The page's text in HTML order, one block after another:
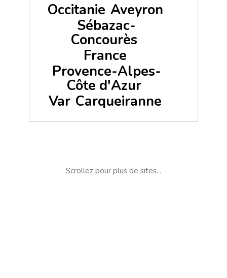
Occitanie Aveyron
Sébazac-
Concourès
France
Provence-Alpes-
Côte d'Azur
Var Carqueiranne
Scrollez pour plus de sites...